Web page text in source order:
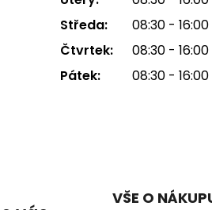
Středa:
08:30 - 16:00
Čtvrtek:
08:30 - 16:00
Pátek:
08:30 - 16:00
VŠE O